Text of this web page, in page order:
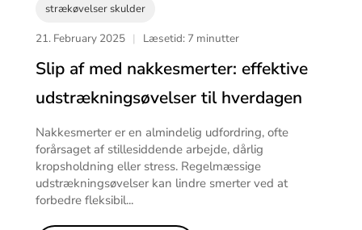
strækøvelser skulder
21. February 2025 | Læsetid: 7 minutter
Slip af med nakkesmerter: effektive
udstrækningsøvelser til hverdagen
Nakkesmerter er en almindelig udfordring, ofte
forårsaget af stillesiddende arbejde, dårlig
kropsholdning eller stress. Regelmæssige
udstrækningsøvelser kan lindre smerter ved at
forbedre fleksibil...